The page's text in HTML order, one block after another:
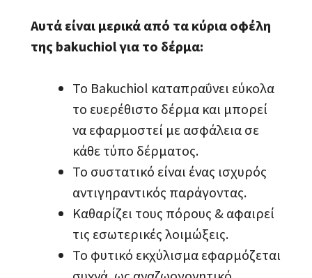
Αυτά είναι μερικά από τα κύρια οφέλη
της bakuchiol για το δέρμα:
Το Bakuchiol καταπραΰνει εύκολα
το ευερέθιστο δέρμα και μπορεί
να εφαρμοστεί με ασφάλεια σε
κάθε τύπο δέρματος.
Το συστατικό είναι ένας ισχυρός
αντιγηραντικός παράγοντας.
Καθαρίζει τους πόρους & αφαιρεί
τις εσωτερικές λοιμώξεις.
Το φυτικό εκχύλισμα εφαρμόζεται